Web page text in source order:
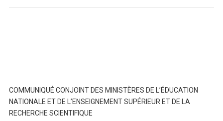
COMMUNIQUÉ CONJOINT DES MINISTÈRES DE L’ÉDUCATION
NATIONALE ET DE L’ENSEIGNEMENT SUPÉRIEUR ET DE LA
RECHERCHE SCIENTIFIQUE